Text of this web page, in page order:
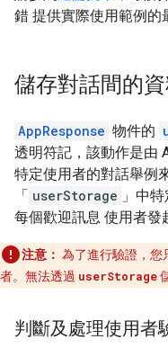
錯 提供實際使用範例的
儲存對話間的
AppResponse 物件的
透明符記，該動作是由
特定使用者的對話舉例
「 userStorage 」中
每個歡迎訊息 使用者發
注意： 為了進行驗證，您
者。無法透過 userStorage
判斷及處理使用者